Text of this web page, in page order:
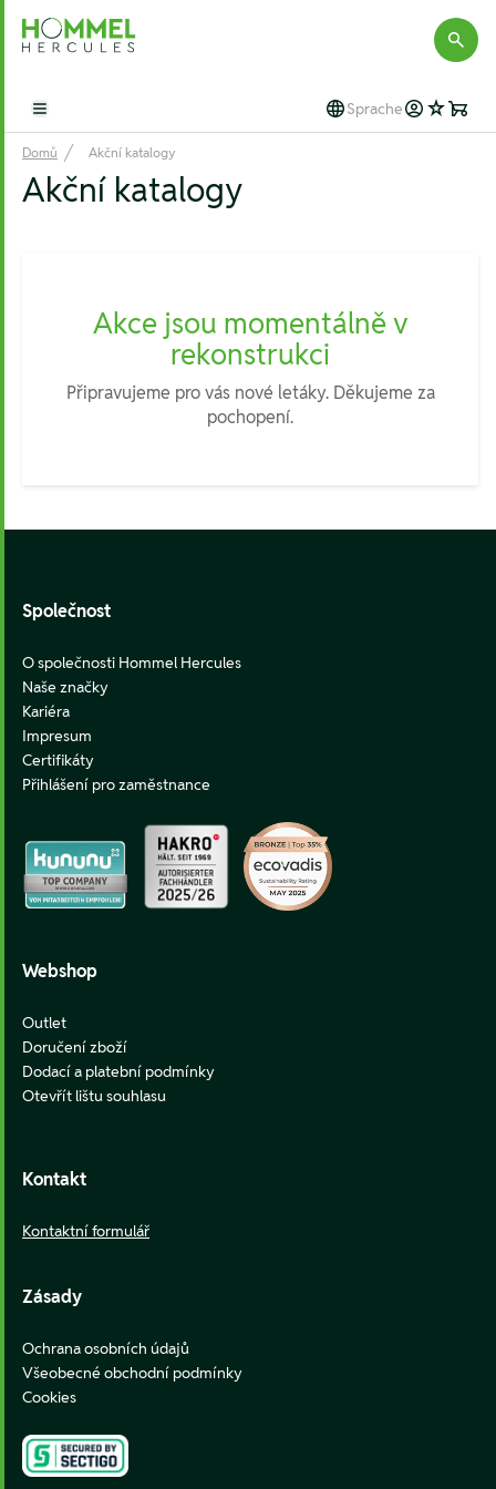
Hommel Hercules
Open main menu Sprache
Domů Akční katalogy
Akční katalogy
Akce jsou momentálně v
rekonstrukci
Připravujeme pro vás nové letáky. Děkujeme za
pochopení.
Společnost
O společnosti Hommel Hercules
Naše značky
Kariéra
Impresum
Certifikáty
Přihlášení pro zaměstnance
Webshop
Outlet
Doručení zboží
Dodací a platební podmínky
Otevřít lištu souhlasu
Kontakt
Kontaktní formulář
Zásady
Ochrana osobních údajů
Všeobecné obchodní podmínky
Cookies